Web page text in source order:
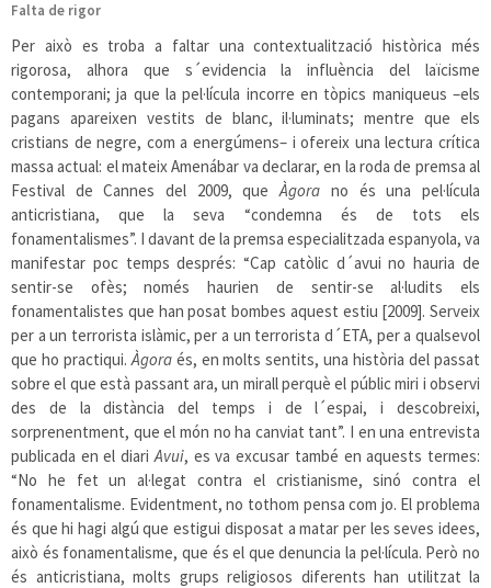
Falta de rigor
Per això es troba a faltar una contextualització històrica més
rigorosa, alhora que s´evidencia la influència del laïcisme
contemporani; ja que la pel·lícula incorre en tòpics maniqueus –els
pagans apareixen vestits de blanc, il·luminats; mentre que els
cristians de negre, com a energúmens– i ofereix una lectura crítica
massa actual: el mateix Amenábar va declarar, en la roda de premsa al
Festival de Cannes del 2009, queÀgora no és una pel·lícula
anticristiana, que la seva “condemna és de tots els
fonamentalismes”. I davant de la premsa especialitzada espanyola, va
manifestar poc temps després: “Cap catòlic d´avui no hauria de
sentir-se ofès; només haurien de sentir-se al·ludits els
fonamentalistes que han posat bombes aquest estiu [2009]. Serveix
per a un terrorista islàmic, per a un terrorista d´ETA, per a qualsevol
que ho practiqui.Àgoraés, en molts sentits, una història del passat
sobre el que està passant ara, un mirall perquè el públic miri i observi
des de la distància del temps i de l´espai, i descobreixi,
sorprenentment, que el món no ha canviat tant”. I en una entrevista
publicada en el diariAvui, es va excusar també en aquests termes:
“No he fet un al·legat contra el cristianisme, sinó contra el
fonamentalisme. Evidentment, no tothom pensa com jo. El problema
és que hi hagi algú que estigui disposat a matar per les seves idees,
això és fonamentalisme, que és el que denuncia la pel·lícula. Però no
és anticristiana, molts grups religiosos diferents han utilitzat la